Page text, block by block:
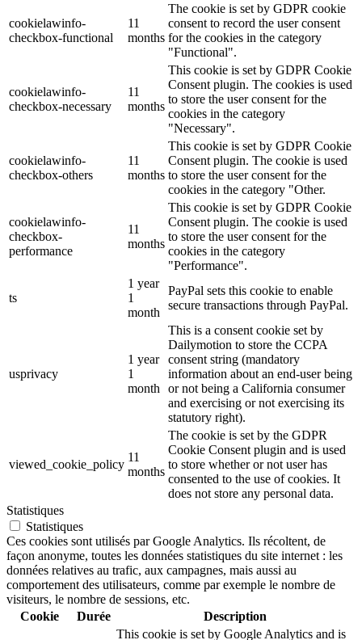
cookielawinfo-
checkbox-functional
11
months
The cookie is set by GDPR cookie
consent to record the user consent
for the cookies in the category
"Functional".
cookielawinfo-
checkbox-necessary
11
months
This cookie is set by GDPR Cookie
Consent plugin. The cookies is used
to store the user consent for the
cookies in the category
"Necessary".
cookielawinfo-
checkbox-others
11
months
This cookie is set by GDPR Cookie
Consent plugin. The cookie is used
to store the user consent for the
cookies in the category "Other.
cookielawinfo-
checkbox-
performance
11
months
This cookie is set by GDPR Cookie
Consent plugin. The cookie is used
to store the user consent for the
cookies in the category
"Performance".
ts
1 year
1
month
PayPal sets this cookie to enable
secure transactions through PayPal.
usprivacy
1 year
1
month
This is a consent cookie set by
Dailymotion to store the CCPA
consent string (mandatory
information about an end-user being
or not being a California consumer
and exercising or not exercising its
statutory right).
viewed_cookie_policy
11
months
The cookie is set by the GDPR
Cookie Consent plugin and is used
to store whether or not user has
consented to the use of cookies. It
does not store any personal data.
Statistiques
Statistiques
Ces cookies sont utilisés par Google Analytics. Ils récoltent, de
façon anonyme, toutes les données statistiques du site internet : les
données relatives au trafic, aux campagnes, mais aussi au
comportement des utilisateurs, comme par exemple le nombre de
visiteurs, le nombre de sessions, etc.
Cookie
Durée
Description
This cookie is set by Google Analytics and is